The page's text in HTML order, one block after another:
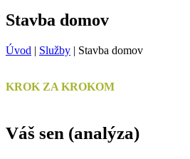
Stavba domov
Úvod | Služby | Stavba domov
KROK ZA KROKOM
Váš sen (analýza)